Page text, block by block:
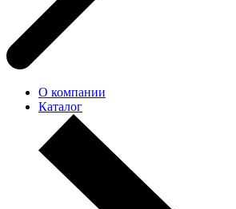
О компании
Каталог